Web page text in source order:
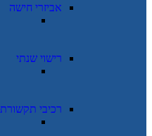
אביזרי חישה
רישוי שנתי
רכיבי תקשורת